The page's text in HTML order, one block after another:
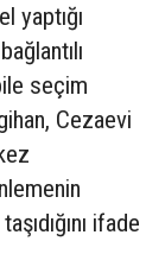
yaptığı
seçim
Cezaevi
ifade